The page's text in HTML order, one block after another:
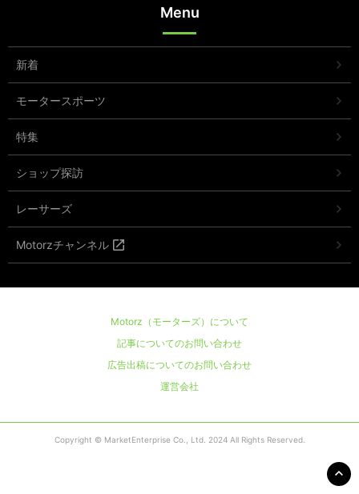
Menu
新着
モータースポーツ
特集
ショップ探訪
レーサーズ
Motorzチャンネル
Motorz（モーターズ）について
記事についてのお問い合わせ
広告出稿についてのお問い合わせ
運営会社
Copyright © MarketEnterprise Co., Ltd. 2024 All Rights Reserved.